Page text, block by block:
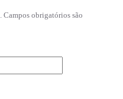
Campos obrigatórios são